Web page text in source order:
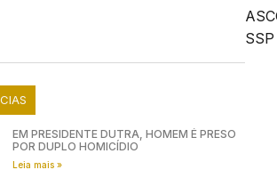
SSP
EM PRESIDENTE DUTRA, HOMEM É PRESO
POR DUPLO HOMICÍDIO
Leia mais »